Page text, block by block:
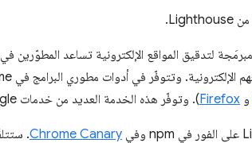
لتدقيق المواقع الإلكترونية تساعد
و Firefox). وتوفّر هذه الخدمة العديد من خدمات Google، بما في ذلك
Chrome Canary